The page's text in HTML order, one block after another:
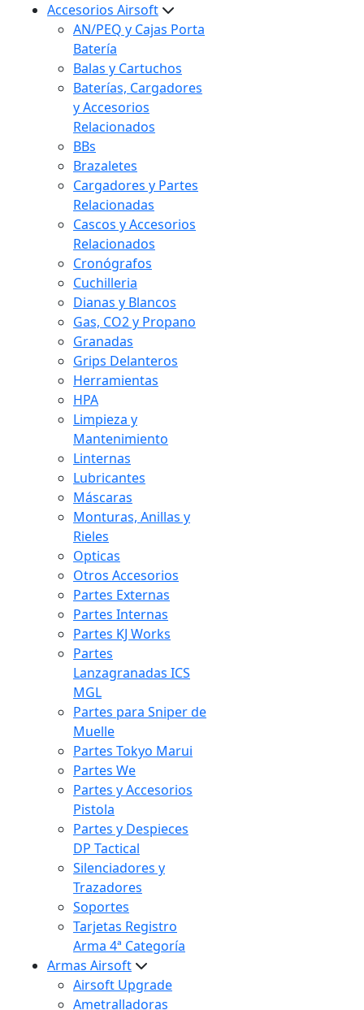
Accesorios Airsoft
AN/PEQ y Cajas Porta
Batería
Balas y Cartuchos
Baterías, Cargadores
y Accesorios
Relacionados
BBs
Brazaletes
Cargadores y Partes
Relacionadas
Cascos y Accesorios
Relacionados
Cronógrafos
Cuchilleria
Dianas y Blancos
Gas, CO2 y Propano
Granadas
Grips Delanteros
Herramientas
HPA
Limpieza y
Mantenimiento
Linternas
Lubricantes
Máscaras
Monturas, Anillas y
Rieles
Opticas
Otros Accesorios
Partes Externas
Partes Internas
Partes KJ Works
Partes
Lanzagranadas ICS
MGL
Partes para Sniper de
Muelle
Partes Tokyo Marui
Partes We
Partes y Accesorios
Pistola
Partes y Despieces
DP Tactical
Silenciadores y
Trazadores
Soportes
Tarjetas Registro
Arma 4ª Categoría
Armas Airsoft
Airsoft Upgrade
Ametralladoras